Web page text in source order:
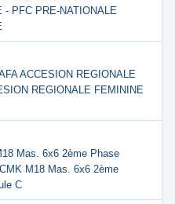
- PFC PRE-NATIONALE
ACCESION REGIONALE
REGIONALE FEMININE
Mas. 6x6 2ème Phase
M18 Mas. 6x6 2ème
C